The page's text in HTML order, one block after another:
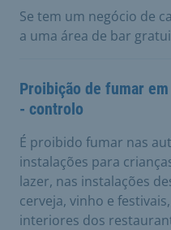
Se tem um negócio de
a uma área de bar
Proibição de fumar
- controlo
É proibido fumar nas
instalações para
lazer, nas instalações
cerveja, vinho e
interiores dos